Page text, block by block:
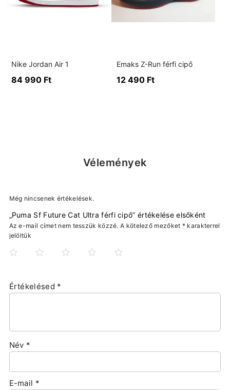
Nike Jordan Air 1
84 990 Ft
Emaks Z-Run férfi cipő
12 490 Ft
Vélemények
Még nincsenek értékelések.
„Puma Sf Future Cat Ultra férfi cipő” értékelése elsőként
Az e-mail címet nem tesszük közzé. A kötelező mezőket * karakterrel
jelöltük
Értékelésed *
Név *
E-mail *